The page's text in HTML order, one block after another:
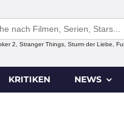
2, Stranger Things, Sturm der Liebe,
KRITIKEN NEWS